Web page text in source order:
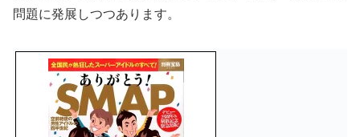
問題に発展しつつあります。